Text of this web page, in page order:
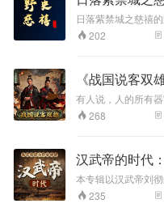
门、家族利益，激
皇位背后充满沉重
底有着怎样的魅力
者:高冕
低微的宫女如何登
结局究竟如何？宫
徐娘如何邀得皇帝
读明史、从浩瀚的
日落紫禁城之慈禧的野史人生
角度认识一位“另类
的音频课程，我们
同场景，让你了解
慈禧在金銮殿上议
慈禧去世要用青玉
禧太去世后，竟创
202
《战国说客双
有人说，人的所有
不是尖牙利爪、不
人提心吊胆的不是
功发挥得淋漓尽致
328年开始，张仪
韩等国之间，利用
秦国拉拢使其归附
量削弱。在整个秦
268
汉武帝的时代
历史
本专辑以汉武帝刘
寻中国封建盛世在
事。汉武帝当政的
235